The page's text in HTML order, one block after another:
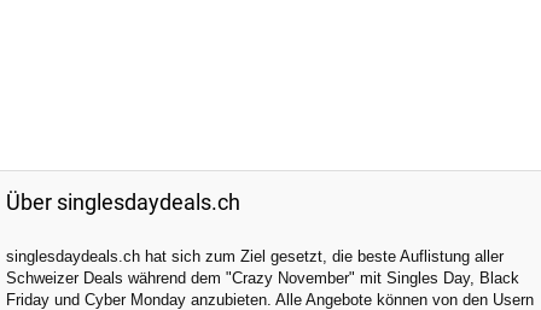
Über singlesdaydeals.ch
singlesdaydeals.ch hat sich zum Ziel gesetzt, die beste Auflistung aller
Schweizer Deals während dem "Crazy November" mit Singles Day, Black
Friday und Cyber Monday anzubieten. Alle Angebote können von den Usern